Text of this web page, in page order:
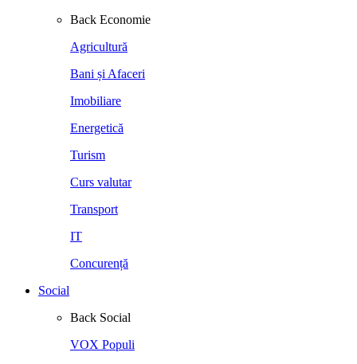
Back Economie
Agricultură
Bani și Afaceri
Imobiliare
Energetică
Turism
Curs valutar
Transport
IT
Concurență
Social
Back Social
VOX Populi